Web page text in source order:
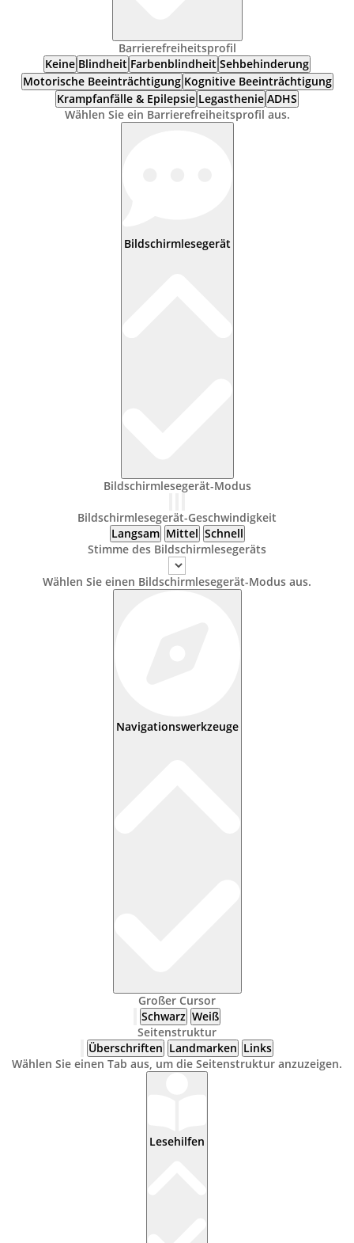
Barrierefreiheitsprofil
Keine Blindheit Farbenblindheit Sehbehinderung
Motorische Beeinträchtigung Kognitive Beeinträchtigung
Krampfanfälle & Epilepsie Legasthenie ADHS
Wählen Sie ein Barrierefreiheitsprofil aus.
Bildschirmlesegerät
Bildschirmlesegerät-Modus
Bildschirmlesegerät-Geschwindigkeit
Langsam Mittel Schnell
Stimme des Bildschirmlesegeräts
Wählen Sie einen Bildschirmlesegerät-Modus aus.
Navigationswerkzeuge
Großer Cursor
Schwarz Weiß
Seitenstruktur
Überschriften Landmarken Links
Wählen Sie einen Tab aus, um die Seitenstruktur anzuzeigen.
Lesehilfen